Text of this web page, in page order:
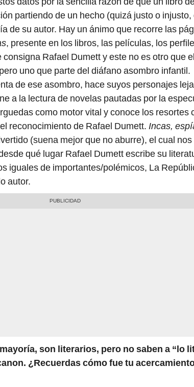
partiendo de un hecho (quizá justo o injusto,
de su autor. Hay un ánimo que recorre las
, presente en los libros, las películas, los
Rafael Dumett y este no es otro que
uno que parte del diáfano asombro infantil.
de ese asombro, hace suyos personajes
a la lectura de novelas pautadas por la
como motor vital y conoce los resortes
reconocimiento de Rafael Dumett. Incas,
(suena mejor que no aburre), el cual
qué lugar Rafael Dumett escribe su
iguales de importantes/polémicos, La
autor.
son literarios, pero no saben a “lo
¿Recuerdas cómo fue tu